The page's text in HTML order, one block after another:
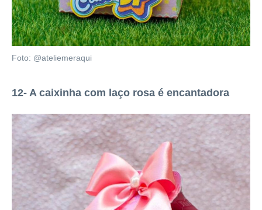
Foto: @ateliemeraqui
12- A caixinha com laço rosa é encantadora